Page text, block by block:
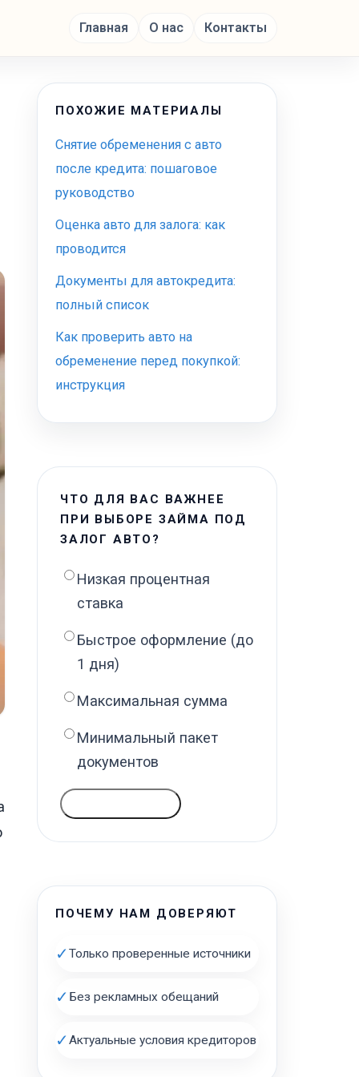
Главная О нас Контакты
ПОХОЖИЕ МАТЕРИАЛЫ
Снятие обременения с авто
после кредита: пошаговое
руководство
Оценка авто для залога: как
проводится
Документы для автокредита:
полный список
Как проверить авто на
обременение перед покупкой:
инструкция
ЧТО ДЛЯ ВАС ВАЖНЕЕ
ПРИ ВЫБОРЕ ЗАЙМА ПОД
ЗАЛОГ АВТО?
Низкая процентная
ставка
Быстрое оформление (до
1 дня)
Максимальная сумма
Минимальный пакет
документов
ПОЧЕМУ НАМ ДОВЕРЯЮТ
✓Только проверенные источники
✓ Без рекламных обещаний
✓Актуальные условия кредиторов